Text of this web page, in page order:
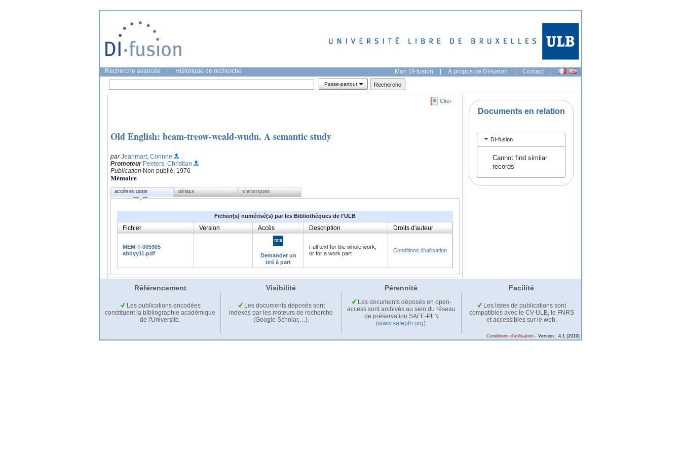
Recherche avancée Historique de recherche Mon DI-fusion | À propos de DI-fusion | Contact |
Passe-partout
Citer
Old English: beam-treow-weald-wudu. A semantic study
parJeanmart, Corinne
Promoteur Peeters, Christian
Publication Non publié, 1976
Mémoire
ACCÈS EN LIGNE DÉTAILS STATISTIQUES
Fichier(s) numérisé(s) par les Bibliothèques de l'ULB
Fichier Version Accès Description Droits d'auteur
MEM-T-005905
abbyy11.pdf
Demander un
tiré à part
Full text for the whole work,
or for a work part
Conditions d'utilisation
Documents en relation
DI-fusion
Cannot find similar
records
Référencement Visibilité Pérennité Facilité
Les publications encodées
constituent la bibliographie académique
de l'Université.
Les documents déposés sont
indexés par les moteurs de recherche
(Google Scholar,…).
Les documents déposés en open-
access sont archivés au sein du réseau
de préservation SAFE-PLN
(www.safepln.org).
Les listes de publications sont
compatibles avec le CV-ULB, le FNRS
et accessibles sur le web.
Conditions d'utilisation - Version : 4.1 (2019)